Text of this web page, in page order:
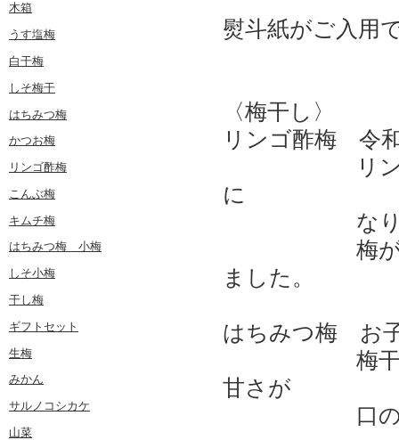
熨斗紙がご入用
〈梅干し〉
リンゴ酢梅 令
リンゴ酢に
に
なりま
梅が苦手な
ました。
はちみつ梅 お
梅干の酸っ
甘さが
口の中で
木箱
うす塩梅
白干梅
しそ梅干
はちみつ梅
かつお梅
リンゴ酢梅
こんぶ梅
キムチ梅
はちみつ梅 小梅
しそ小梅
干し梅
ギフトセット
生梅
みかん
サルノコシカケ
山菜